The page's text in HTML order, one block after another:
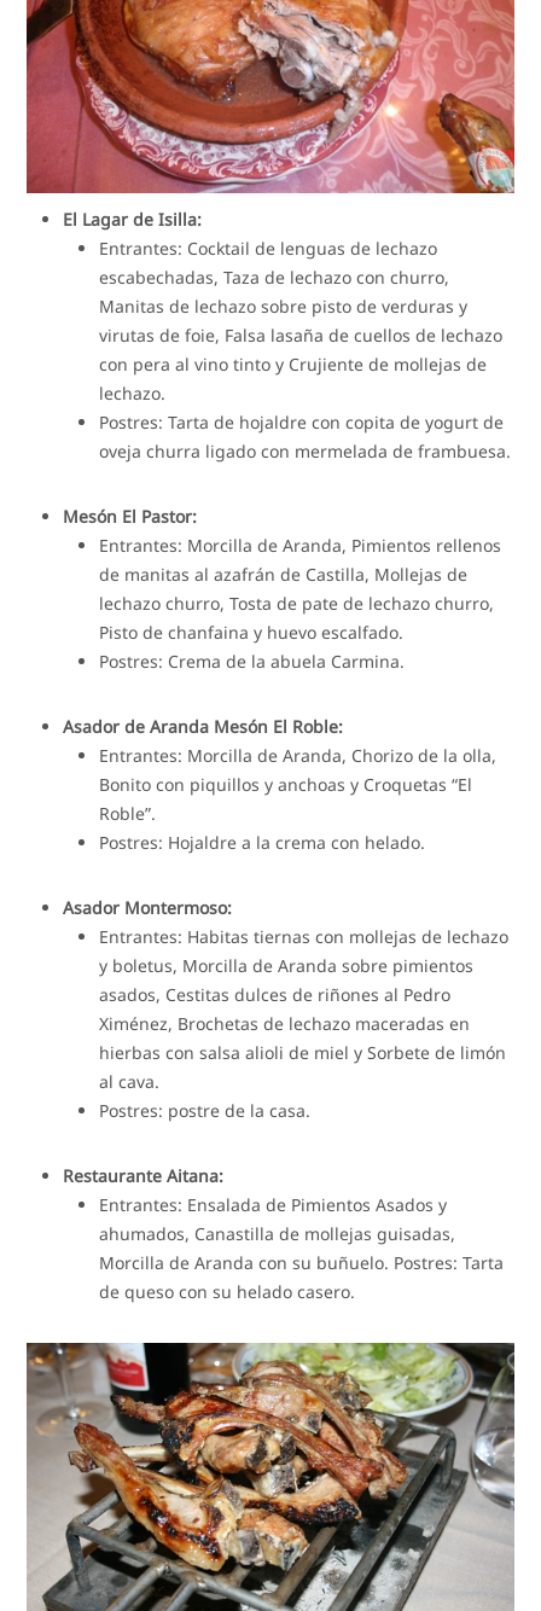
El Lagar de Isilla:
Entrantes: Cocktail de lenguas de lechazo
escabechadas, Taza de lechazo con churro,
Manitas de lechazo sobre pisto de verduras y
virutas de foie, Falsa lasaña de cuellos de lechazo
con pera al vino tinto y Crujiente de mollejas de
lechazo.
Postres: Tarta de hojaldre con copita de yogurt de
oveja churra ligado con mermelada de frambuesa.
Mesón El Pastor:
Entrantes: Morcilla de Aranda, Pimientos rellenos
de manitas al azafrán de Castilla, Mollejas de
lechazo churro, Tosta de pate de lechazo churro,
Pisto de chanfaina y huevo escalfado.
Postres: Crema de la abuela Carmina.
Asador de Aranda Mesón El Roble:
Entrantes: Morcilla de Aranda, Chorizo de la olla,
Bonito con piquillos y anchoas y Croquetas “El
Roble”.
Postres: Hojaldre a la crema con helado.
Asador Montermoso:
Entrantes: Habitas tiernas con mollejas de lechazo
y boletus, Morcilla de Aranda sobre pimientos
asados, Cestitas dulces de riñones al Pedro
Ximénez, Brochetas de lechazo maceradas en
hierbas con salsa alioli de miel y Sorbete de limón
al cava.
Postres: postre de la casa.
Restaurante Aitana:
Entrantes: Ensalada de Pimientos Asados y
ahumados, Canastilla de mollejas guisadas,
Morcilla de Aranda con su buñuelo. Postres: Tarta
de queso con su helado casero.